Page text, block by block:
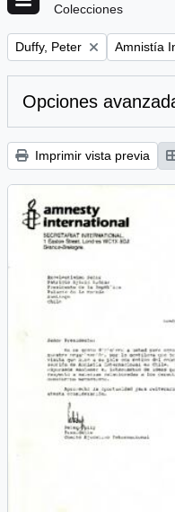
Colecciones
Remove filter:
Duffy, Peter Remove
Amnistía
Opciones
Imprimir vista previa